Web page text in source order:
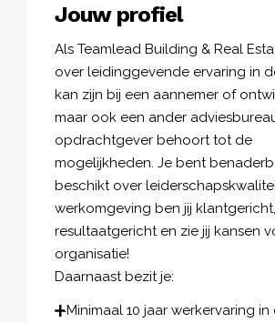
Jouw profiel
Als Teamlead Building & Real
over leidinggevende ervaring in
kan zijn bij een aannemer of
maar ook een ander
opdrachtgever behoort tot de
mogelijkheden. Je bent
beschikt over
werkomgeving ben jij klantgericht,
resultaatgericht en zie jij kansen
organisatie!
Daarnaast bezit je:
Minimaal 10 jaar werkervaring